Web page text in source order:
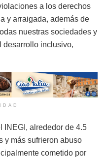
a los derechos
y arraigada, además de
nuestras sociedades y
desarrollo inclusivo,
INEGI, alrededor de 4.5
y más sufrieron abuso
cometido por